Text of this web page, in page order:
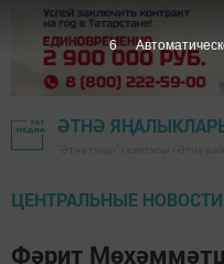
ӘТНӘ
ЦЕНТРАЛЬНЫЕ НОВОСТИ
Фәрит
5